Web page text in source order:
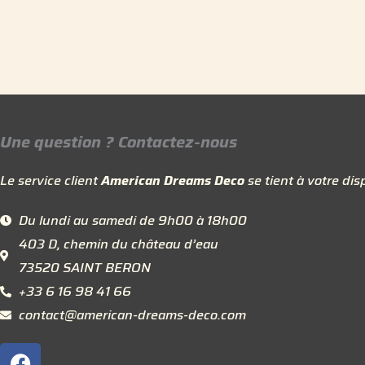
Une question ? Contactez-nous
Le service clientAmerican Dreams Decose tient à votre
Du lundi au samedi de 9h00 à 18h00
403 D, chemin du château d’eau
73520 SAINT BERON
+33 6 16 98 41 66
contact@american-dreams-deco.com
F